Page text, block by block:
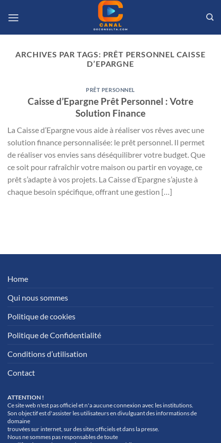
ARCHIVES PAR TAGS: PRÊT PERSONNEL CAISSE
D’EPARGNE
PRÊT PERSONNEL
Caisse d’Epargne Prêt Personnel : Votre
Solution Finance
La Caisse d’Epargne vous aide à réaliser vos rêves avec une
solution finance personnalisée: le prêt personnel. Il permet
de réaliser vos envies sans déséquilibrer votre budget. Que
ce soit pour rafraîchir votre maison ou partir en voyage, ce
prêt s’adapte à vos projets. La Caisse d’Epargne s’ajuste à
chaque besoin spécifique, offrant une gestion […]
Home
Qui nous sommes
Politique de cookies
Politique de Confidentialité
Conditions d’utilisation
Contact
ATTENTION !
Ce site web n'est pas officiel et n'a aucune connexion avec les institutions.
Son objectif est d'assister les utilisateurs en divulguant des informations de
domaine
trouvées sur internet, sur des sites officiels et dans la presse.
Nous ne sommes pas responsables de toute